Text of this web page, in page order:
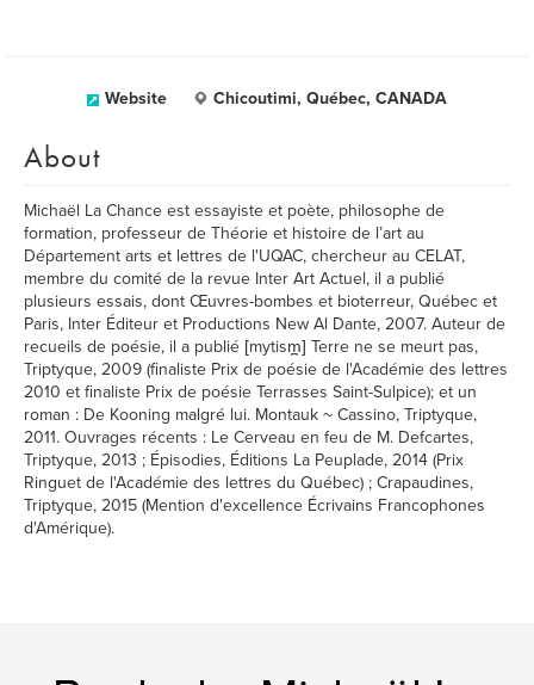
Website Chicoutimi, Québec, CANADA
About
Michaël La Chance est essayiste et poète, philosophe de
formation, professeur de Théorie et histoire de l’art au
Département arts et lettres de l'UQAC, chercheur au CELAT,
membre du comité de la revue Inter Art Actuel, il a publié
plusieurs essais, dont Œuvres-bombes et bioterreur, Québec et
Paris, Inter Éditeur et Productions New Al Dante, 2007. Auteur de
recueils de poésie, il a publié [mytism̪] Terre ne se meurt pas,
Triptyque, 2009 (finaliste Prix de poésie de l'Académie des lettres
2010 et finaliste Prix de poésie Terrasses Saint-Sulpice); et un
roman : De Kooning malgré lui. Montauk ~ Cassino, Triptyque,
2011. Ouvrages récents : Le Cerveau en feu de M. Defcartes,
Triptyque, 2013 ; Épisodies, Éditions La Peuplade, 2014 (Prix
Ringuet de l'Académie des lettres du Québec) ; Crapaudines,
Triptyque, 2015 (Mention d'excellence Écrivains Francophones
d'Amérique).